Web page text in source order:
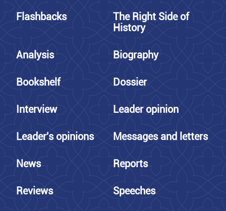
Flashbacks
The Right Side of
History
Analysis Biography
Bookshelf Dossier
Interview Leader opinion
Leader's opinions Messages and letters
News Reports
Reviews Speeches